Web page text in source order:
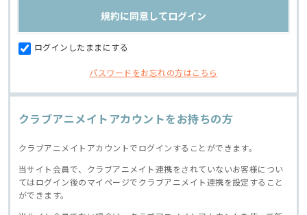
ログインしたままにする
パスワードをお忘れの方はこちら
クラブアニメイトアカウントをお持ちの方
クラブアニメイトアカウントでログインすることができます。
当サイト会員で、クラブアニメイト連携をされていないお客様につい
てはログイン後のマイページでクラブアニメイト連携を設定すること
ができます。